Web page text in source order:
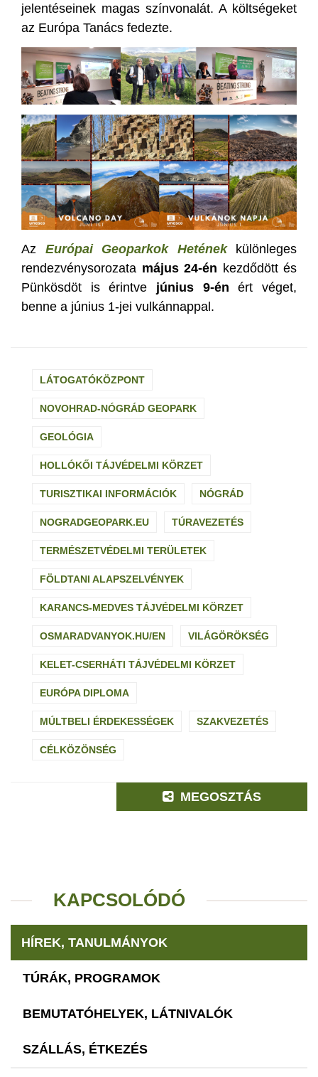
jelentéseinek magas színvonalát. A költségeket
az Európa Tanács fedezte.
Az Európai Geoparkok Heténekkülönleges
rendezvénysorozata május 24-én kezdődött és
Pünkösdöt is érintve június 9-én ért véget,
benne a június 1-jei vulkánnappal.
LÁTOGATÓKÖZPONT
NOVOHRAD-NÓGRÁD GEOPARK
GEOLÓGIA
HOLLÓKŐI TÁJVÉDELMI KÖRZET
TURISZTIKAI INFORMÁCIÓK NÓGRÁD
NOGRADGEOPARK.EU TÚRAVEZETÉS
TERMÉSZETVÉDELMI TERÜLETEK
FÖLDTANI ALAPSZELVÉNYEK
KARANCS-MEDVES TÁJVÉDELMI KÖRZET
OSMARADVANYOK.HU/EN VILÁGÖRÖKSÉG
KELET-CSERHÁTI TÁJVÉDELMI KÖRZET
EURÓPA DIPLOMA
MÚLTBELI ÉRDEKESSÉGEK SZAKVEZETÉS
CÉLKÖZÖNSÉG
MEGOSZTÁS
KAPCSOLÓDÓ
HÍREK, TANULMÁNYOK
TÚRÁK, PROGRAMOK
BEMUTATÓHELYEK, LÁTNIVALÓK
SZÁLLÁS, ÉTKEZÉS